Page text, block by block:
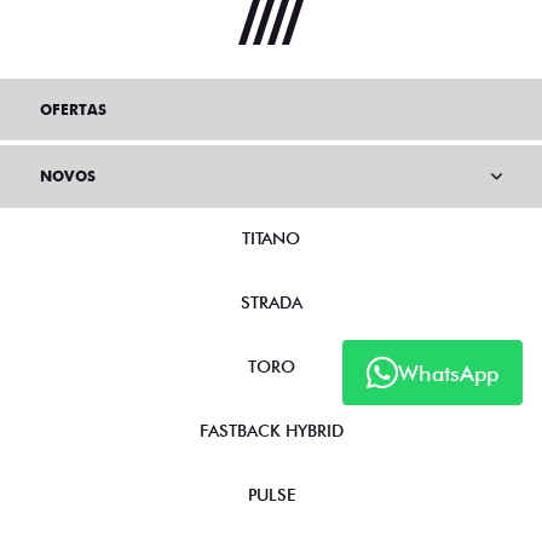
WhatsApp
OFERTAS
NOVOS
TITANO
STRADA
TORO
FASTBACK HYBRID
PULSE